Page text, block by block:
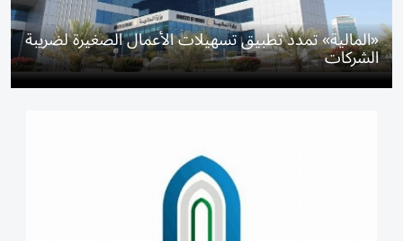
«المالية» تمدد تطبيق تسهيلات الأعمال الصغيرة لضريبة
الشركات